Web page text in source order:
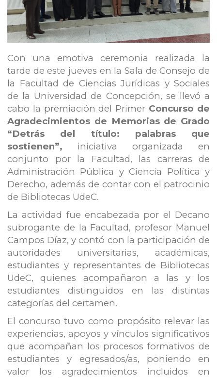
Con una emotiva ceremonia realizada la
tarde de este jueves en la Sala de Consejo de
la Facultad de Ciencias Jurídicas y Sociales
de la Universidad de Concepción, se llevó a
cabo la premiación del Primer Concurso de
Agradecimientos de Memorias de Grado
“Detrás del título: palabras que
sostienen”, iniciativa organizada en
conjunto por la Facultad, las carreras de
Administración Pública y Ciencia Política y
Derecho, además de contar con el patrocinio
de Bibliotecas UdeC.
La actividad fue encabezada por el Decano
subrogante de la Facultad, profesor Manuel
Campos Díaz, y contó con la participación de
autoridades universitarias, académicas,
estudiantes y representantes de Bibliotecas
UdeC, quienes acompañaron a las y los
estudiantes distinguidos en las distintas
categorías del certamen.
El concurso tuvo como propósito relevar las
experiencias, apoyos y vínculos significativos
que acompañan los procesos formativos de
estudiantes y egresados/as, poniendo en
valor los agradecimientos incluidos en